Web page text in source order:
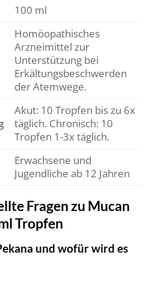
100 ml
Homöopathisches
Arzneimittel zur
Unterstützung bei
Erkältungsbeschwerden
der Atemwege.
Akut: 10 Tropfen bis zu 6x
täglich. Chronisch: 10
Tropfen 1-3x täglich.
Erwachsene und
Jugendliche ab 12 Jahren
Fragen zu Mucan
Tropfen
und wofür wird es